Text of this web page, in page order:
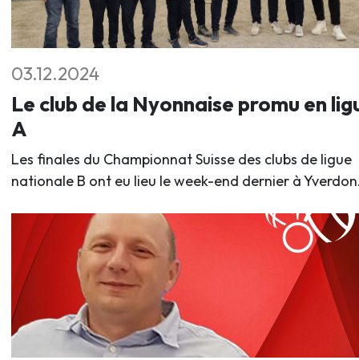
03.12.2024
Le club de la Nyonnaise promu en
A
Les finales du Championnat Suisse des clubs de ligue
nationale B ont eu lieu le week-end dernier à